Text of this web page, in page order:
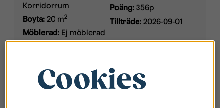
Korridorrum
Boyta:20 m2
Möblerad: Ej möblerad
Poäng: 356p
Tillträde: 2026-09-01
Cookies